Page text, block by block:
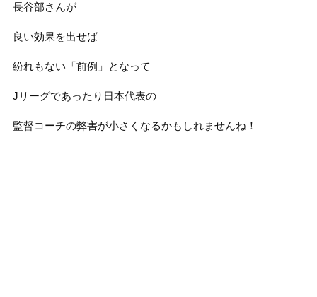
長谷部さんが
良い効果を出せば
紛れもない「前例」となって
Jリーグであったり日本代表の
監督コーチの弊害が小さくなるかもしれませんね！